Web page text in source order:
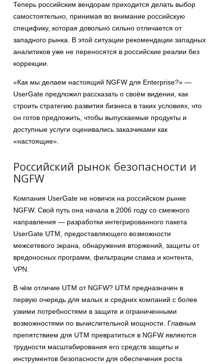
Теперь российским вендорам приходится делать выбор
самостоятельно, принимая во внимание российскую
специфику, которая довольно сильно отличается от
западного рынка. В этой ситуации рекомендации западных
аналитиков уже не переносятся в российские реалии без
коррекции.
«Как мы делаем настоящий NGFW для Enterprise?» —
UserGate предложил рассказать о своём видении, как
строить стратегию развития бизнеса в таких условиях, что
он готов предложить, чтобы выпускаемые продукты и
доступные услуги оценивались заказчиками как
«настоящие».
Российский рынок безопасности и
NGFW
Компания UserGate не новичок на российском рынке
NGFW. Свой путь она начала в 2006 году со смежного
направления — разработки интегрированного пакета
UserGate UTM, предоставляющего возможности
межсетевого экрана, обнаружения вторжений, защиты от
вредоносных программ, фильтрации спама и контента,
VPN.
В чём отличие UTM от NGFW? UTM предназначен в
первую очередь для малых и средних компаний с более
узкими потребностями в защите и ограниченными
возможностями по вычислительной мощности. Главным
препятствием для UTM превратиться в NGFW являются
трудности масштабирования его средств защиты и
инструментов безопасности для обеспечения роста